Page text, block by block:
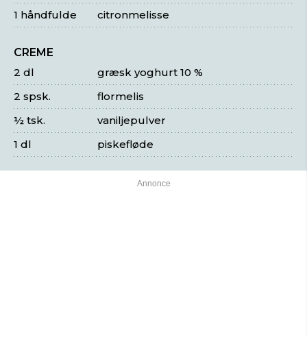
citronmelisse
1 håndfulde
CREME
græsk yoghurt 10 %
2 dl
flormelis
2 spsk.
vaniljepulver
½ tsk.
piskefløde
1 dl